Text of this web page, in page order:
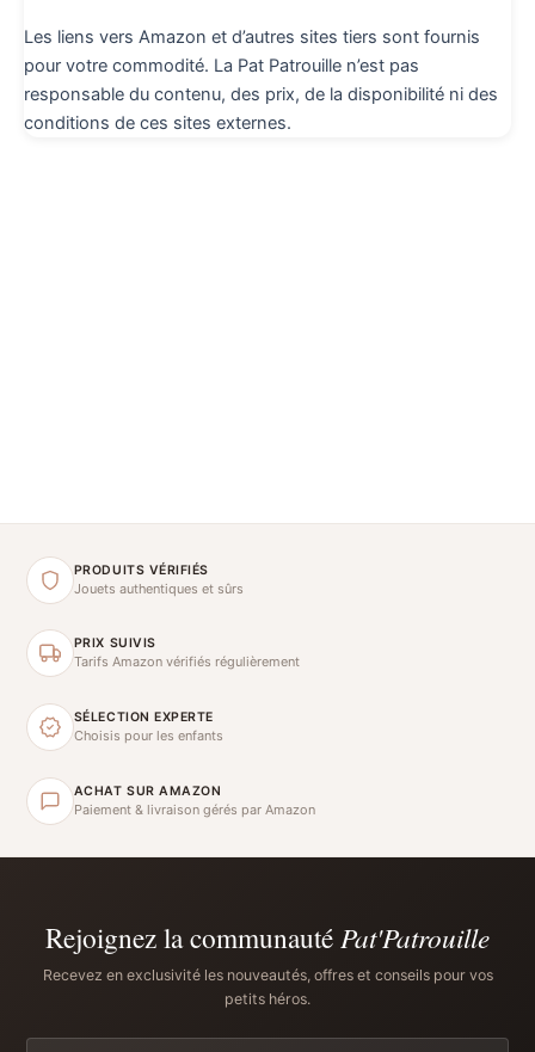
Les liens vers Amazon et d’autres sites tiers sont fournis
pour votre commodité. La Pat Patrouille n’est pas
responsable du contenu, des prix, de la disponibilité ni des
conditions de ces sites externes.
PRODUITS VÉRIFIÉS
Jouets authentiques et sûrs
PRIX SUIVIS
Tarifs Amazon vérifiés régulièrement
SÉLECTION EXPERTE
Choisis pour les enfants
ACHAT SUR AMAZON
Paiement & livraison gérés par Amazon
Rejoignez la communauté Pat'Patrouille
Recevez en exclusivité les nouveautés, offres et conseils pour vos
petits héros.